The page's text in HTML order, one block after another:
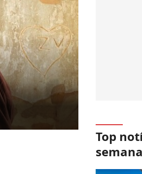
Top
semana